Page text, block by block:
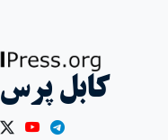
کابل پرس